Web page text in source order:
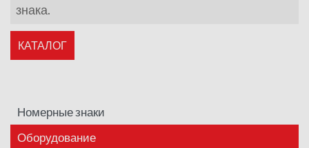
знака.
КАТАЛОГ
Номерные знаки
Оборудование